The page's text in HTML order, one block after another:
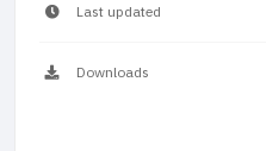
Last updated
Downloads